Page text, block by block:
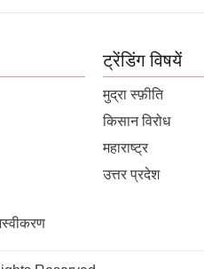
ट्रेंडिंग विषयें
मुद्रा स्फ़ीति
किसान विरोध
महाराष्ट्र
उत्तर प्रदेश